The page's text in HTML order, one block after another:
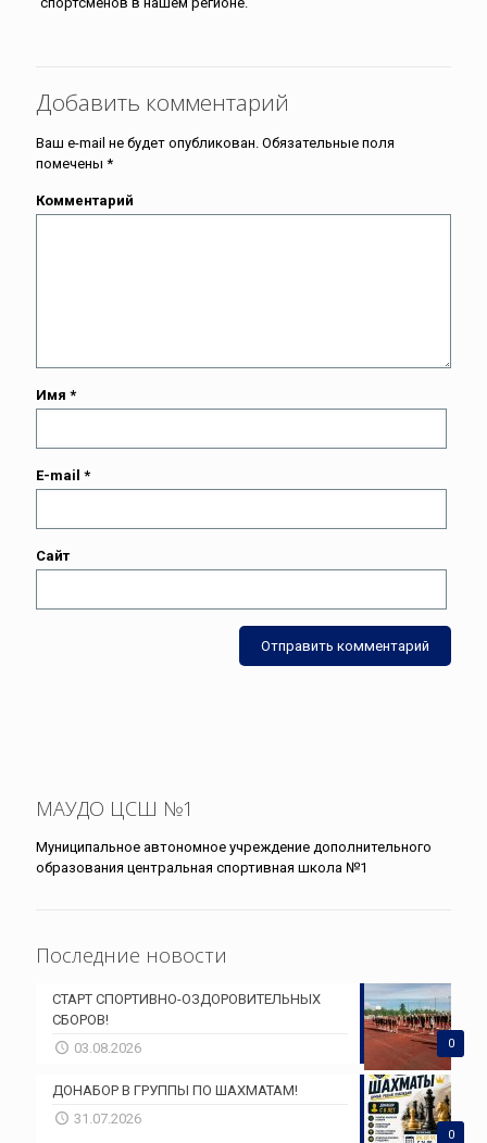
Добавить комментарий
Ваш e-mail не будет опубликован. Обязательные поля
помечены *
Комментарий
Имя *
E-mail *
Сайт
МАУДО ЦСШ №1
Муниципальное автономное учреждение дополнительного
образования центральная спортивная школа №1
Последние новости
0
СТАРТ СПОРТИВНО-ОЗДОРОВИТЕЛЬНЫХ
СБОРОВ!
03.08.2026
0
ДОНАБОР В ГРУППЫ ПО ШАХМАТАМ!
31.07.2026